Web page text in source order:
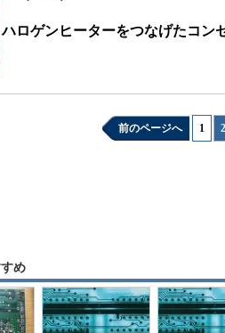
ハロゲンヒーターをつなげたコン
前のページへ 1 2
め